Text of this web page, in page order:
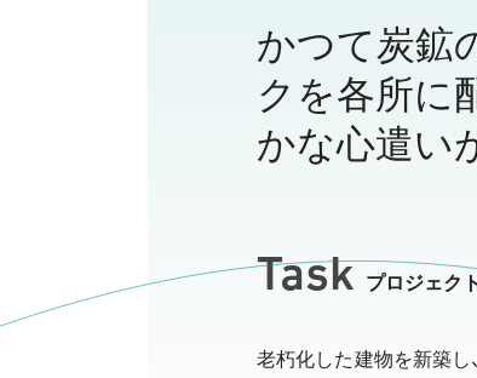
かつて炭鉱
クを各所に
かな心遣い
Task プロジェク
老朽化した建物を新築し